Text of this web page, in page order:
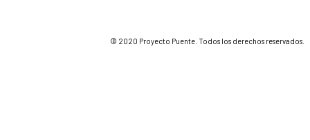
© 2020 Proyecto Puente. Todos los derechos reservados.